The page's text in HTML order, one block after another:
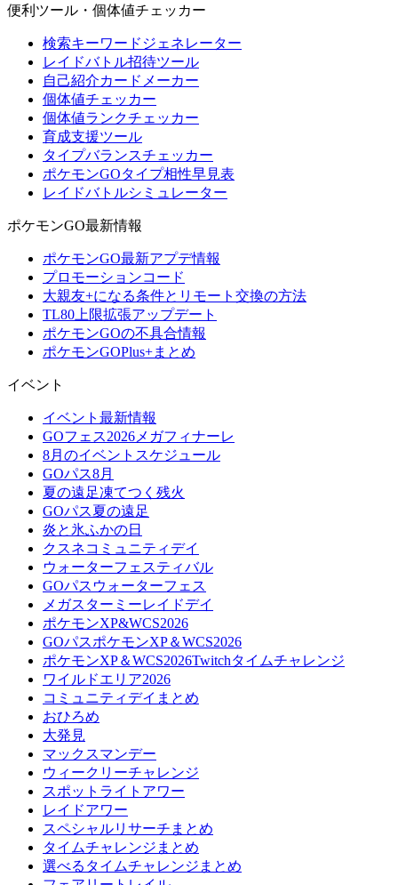
便利ツール・個体値チェッカー
検索キーワードジェネレーター
レイドバトル招待ツール
自己紹介カードメーカー
個体値チェッカー
個体値ランクチェッカー
育成支援ツール
タイプバランスチェッカー
ポケモンGOタイプ相性早見表
レイドバトルシミュレーター
ポケモンGO最新情報
ポケモンGO最新アプデ情報
プロモーションコード
大親友+になる条件とリモート交換の方法
TL80上限拡張アップデート
ポケモンGOの不具合情報
ポケモンGOPlus+まとめ
イベント
イベント最新情報
GOフェス2026メガフィナーレ
8月のイベントスケジュール
GOパス8月
夏の遠足凍てつく残火
GOパス夏の遠足
炎と氷ふかの日
クスネコミュニティデイ
ウォーターフェスティバル
GOパスウォーターフェス
メガスターミーレイドデイ
ポケモンXP&WCS2026
GOパスポケモンXP＆WCS2026
ポケモンXP＆WCS2026Twitchタイムチャレンジ
ワイルドエリア2026
コミュニティデイまとめ
おひろめ
大発見
マックスマンデー
ウィークリーチャレンジ
スポットライトアワー
レイドアワー
スペシャルリサーチまとめ
タイムチャレンジまとめ
選べるタイムチャレンジまとめ